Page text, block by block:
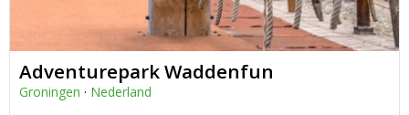
Adventurepark Waddenfun
Groningen · Nederland